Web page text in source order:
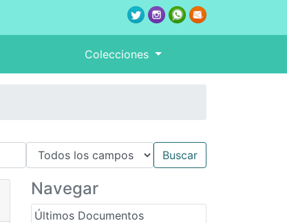
Colecciones
Navegar
Últimos Documentos